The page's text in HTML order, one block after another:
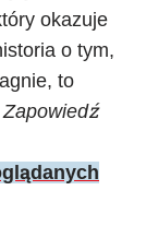
okazuje
o tym,
to
Zapowiedź